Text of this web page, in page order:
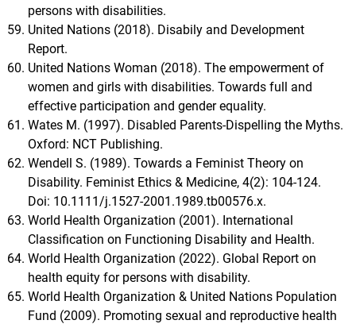
persons with disabilities.
United Nations (2018). Disabily and Development
Report.
United Nations Woman (2018). The empowerment of
women and girls with disabilities. Towards full and
effective participation and gender equality.
Wates M. (1997). Disabled Parents-Dispelling the Myths.
Oxford: NCT Publishing.
Wendell S. (1989). Towards a Feminist Theory on
Disability. Feminist Ethics & Medicine, 4(2): 104-124.
Doi: 10.1111/j.1527-2001.1989.tb00576.x.
World Health Organization (2001). International
Classification on Functioning Disability and Health.
World Health Organization (2022). Global Report on
health equity for persons with disability.
World Health Organization & United Nations Population
Fund (2009). Promoting sexual and reproductive health